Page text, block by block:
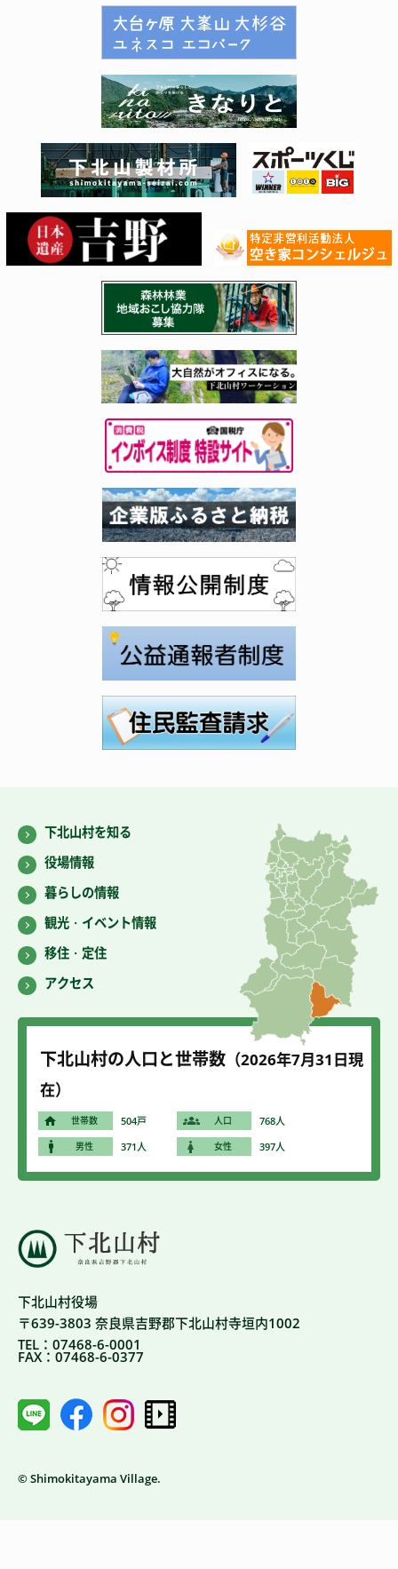
下北山村役場
〒639-3803 奈良県吉野郡下北山村寺垣内1002
TEL：07468-6-0001
FAX：07468-6-0377
© Shimokitayama Village.
下北山村を知る
役場情報
暮らしの情報
観光・イベント情報
移住・定住
アクセス
下北山村の人口と世帯数 （2026年7月31 日現
在）
世帯数 504戸 人口 768人
男性 371人 女性 397人